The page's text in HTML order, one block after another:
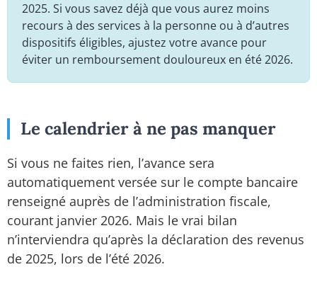
2025. Si vous savez déjà que vous aurez moins
recours à des services à la personne ou à d’autres
dispositifs éligibles, ajustez votre avance pour
éviter un remboursement douloureux en été 2026.
Le calendrier à ne pas manquer
Si vous ne faites rien, l’avance sera
automatiquement versée sur le compte bancaire
renseigné auprès de l’administration fiscale,
courant janvier 2026. Mais le vrai bilan
n’interviendra qu’après la déclaration des revenus
de 2025, lors de l’été 2026.